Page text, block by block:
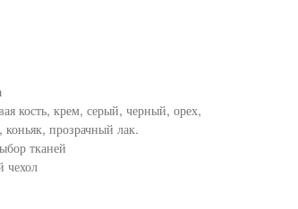
кость, крем, серый, черный, орех,
прозрачный лак.
тканей
чехол